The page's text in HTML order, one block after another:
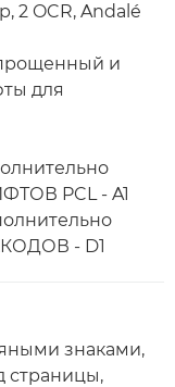
2 OCR, Andalé
и
для
PCL - A1
- D1
знаками,
страницы,